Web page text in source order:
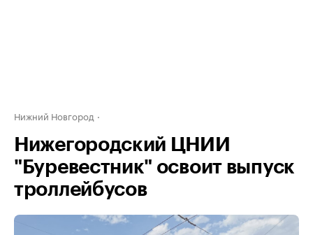
Нижний Новгород
Нижегородский ЦНИИ
"Буревестник" освоит выпуск
троллейбусов